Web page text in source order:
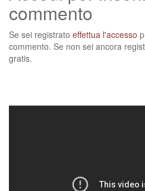
commento
Se sei registrato effettua l'accesso
commento. Se non sei ancora
gratis.